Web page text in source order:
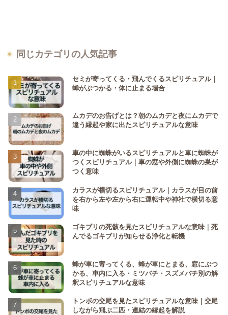
同じカテゴリの人気記事
セミが寄ってくる・飛んでくるスピリチュアル｜
蝉がぶつかる・体に止まる場合
ムカデのお告げとは？朝のムカデと夜にムカデで
違う縁起や家に出たスピリチュアルな意味
車の中に蜘蛛がいるスピリチュアルと車に蜘蛛が
つくスピリチュアル｜車の窓や外側に蜘蛛の巣が
つく意味
カラスが横切るスピリチュアル｜カラスが目の前
を右から左や左から右に運転中や神社で横切る意
味
ゴキブリの死骸を見たスピリチュアルな意味｜死
んでるゴキブリが知らせる浄化と転機
蜂が車に寄ってくる、蜂が車にとまる、窓にぶつ
かる、車内に入る・ミツバチ・スズメバチ別の解
釈スピリチュアルな意味
トンボの交尾を見たスピリチュアルな意味｜交尾
しながら飛ぶ二匹・連結の縁起を解説